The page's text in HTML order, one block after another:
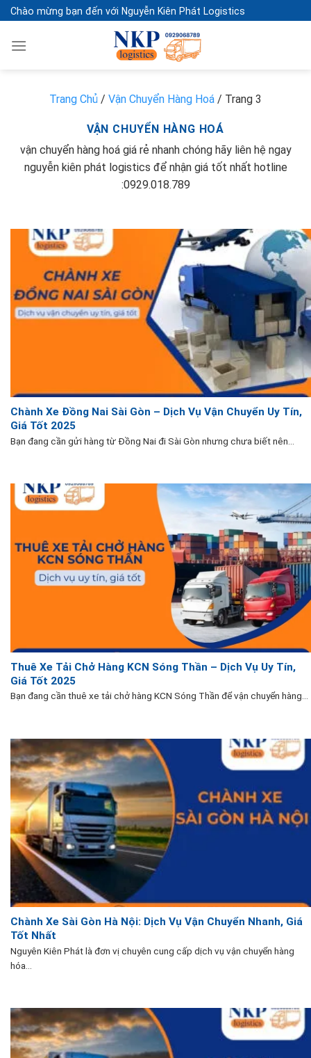
Skip
to
content
Chào mừng bạn đến với Nguyễn Kiên Phát Logistics
Trang Chủ / Vận Chuyển Hàng Hoá / Trang 3
VẬN CHUYỂN HÀNG HOÁ
vận chuyển hàng hoá giá rẻ nhanh chóng hãy liên hệ ngay
nguyễn kiên phát logistics để nhận giá tốt nhất hotline
:0929.018.789
Chành Xe Đồng Nai Sài Gòn – Dịch Vụ Vận Chuyển Uy Tín,
Giá Tốt 2025
Bạn đang cần gửi hàng từ Đồng Nai đi Sài Gòn nhưng chưa biết nên...
Thuê Xe Tải Chở Hàng KCN Sóng Thần – Dịch Vụ Uy Tín,
Giá Tốt 2025
Bạn đang cần thuê xe tải chở hàng KCN Sóng Thần để vận chuyển hàng...
Chành Xe Sài Gòn Hà Nội: Dịch Vụ Vận Chuyển Nhanh, Giá
Tốt Nhất
Nguyên Kiên Phát là đơn vị chuyên cung cấp dịch vụ vận chuyển hàng
hóa...